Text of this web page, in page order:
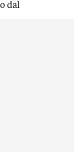
dal